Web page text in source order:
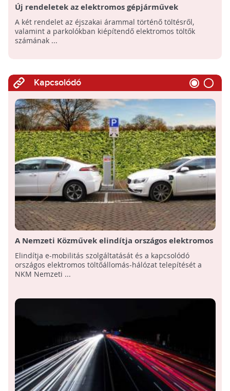
Új rendeletek az elektromos gépjárművek
töltésével kapcsolatosan
A két rendelet az éjszakai árammal történő töltésről,
valamint a parkolókban kiépítendő elektromos töltők
számának ...
Kapcsolódó
A Nemzeti Közművek elindítja országos elektromos
töltőállomás-hálózatát
Elindítja e-mobilitás szolgáltatását és a kapcsolódó
országos elektromos töltőállomás-hálózat telepítését a
NKM Nemzeti ...